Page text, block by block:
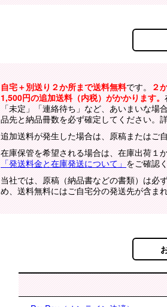
自宅＋別送り２か所まで送料無料です。２
1,500円の追加送料（内税）がかかります。
「未定」「連絡待ち」など、あいまいな場
品先と納品冊数を必ず確定してください。
追加送料が発生した場合は、原稿またはご
在庫保管を希望される場合は、在庫出荷１
「発送料金と在庫発送について」をご確認
当社では、原稿（納品書などの書類）は必
め、送料無料にはご自宅分の発送先が含ま